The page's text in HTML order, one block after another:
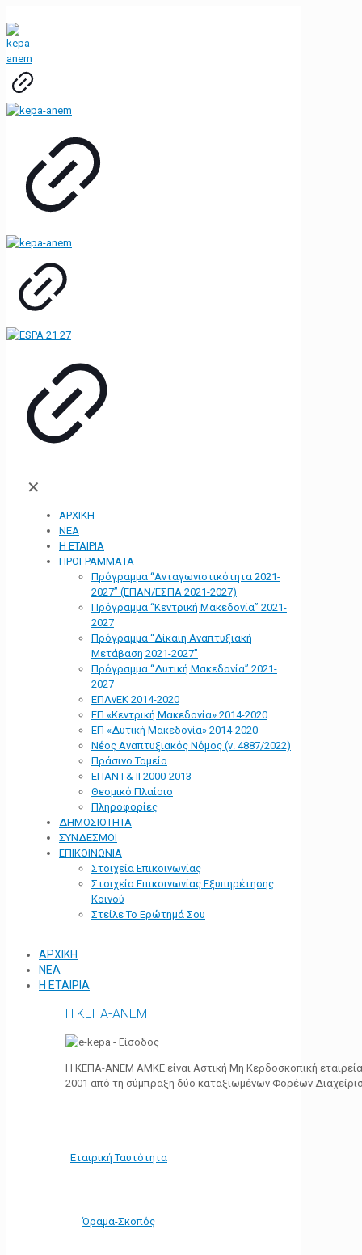
✕
ΑΡΧΙΚΗ
ΝΕΑ
Η ΕΤΑΙΡΙΑ
ΠΡΟΓΡΑΜΜΑΤΑ
Πρόγραμμα “Ανταγωνιστικότητα 2021-
2027” (ΕΠΑΝ/ΕΣΠΑ 2021-2027)
Πρόγραμμα “Κεντρική Μακεδονία” 2021-
2027
Πρόγραμμα “Δίκαιη Αναπτυξιακή
Μετάβαση 2021-2027”
Πρόγραμμα “Δυτική Μακεδονία” 2021-
2027
ΕΠΑνΕΚ 2014-2020
ΕΠ «Kεντρική Μακεδονία» 2014-2020
ΕΠ «Δυτική Μακεδονία» 2014-2020
Νέος Αναπτυξιακός Νόμος (ν. 4887/2022)
Πράσινο Ταμείο
ΕΠΑΝ Ι & ΙΙ 2000-2013
Θεσμικό Πλαίσιο
Πληροφορίες
ΔΗΜΟΣΙΟΤΗΤΑ
ΣΥΝΔΕΣΜΟΙ
ΕΠΙΚΟΙΝΩΝΙΑ
Στοιχεία Επικοινωνίας
Στοιχεία Επικοινωνίας Εξυπηρέτησης
Κοινού
Στείλε Το Ερώτημά Σου
ΑΡΧΙΚΗ
ΝΕΑ
Η ΕΤΑΙΡΙΑ
Η ΚΕΠΑ-ΑΝΕΜ
Η ΚΕΠΑ-ΑΝΕΜ ΑΜΚΕ είναι Αστική Μη Κερδοσκοπική
2001 από τη σύμπραξη δύο καταξιωμένων Φορέων
Εταιρική Ταυτότητα
Όραμα-Σκοπός